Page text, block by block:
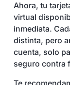
Ahora, tu
virtual
inmediata.
distinta, pero
cuenta, solo
seguro contra
Te